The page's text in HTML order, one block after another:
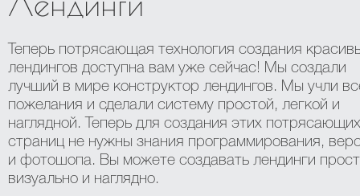
Теперь потрясающая технология создания
лендингов доступна вам уже сейчас! Мы создали
лучший в мире конструктор лендингов. Мы учли
пожелания и сделали систему простой, легкой и
наглядной. Теперь для создания этих потрясающих
страниц не нужны знания программирования,
и фотошопа. Вы можете создавать лендинги
визуально и наглядно.